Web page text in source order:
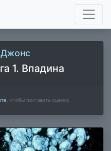
1. Впадина
, чтобы поставить оценку